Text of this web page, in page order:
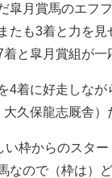
月賞馬のエフ
たも3着と力を
と皐月賞組が一
着に好走しなが
久保龍志厩舎）
枠からのスタ
なので（枠は）